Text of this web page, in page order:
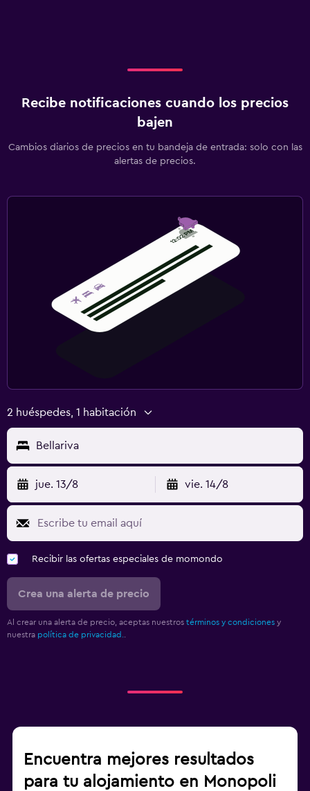
Recibe notificaciones cuando los precios
bajen
Cambios diarios de precios en tu bandeja de entrada: solo con las
alertas de precios.
2 huéspedes, 1 habitación
Bellariva
jue. 13/8 vie. 14/8
Recibir las ofertas especiales de momondo
Crea una alerta de precio
Al crear una alerta de precio, aceptas nuestros términos y condiciones y
nuestra política de privacidad.
Encuentra mejores resultados
para tu alojamiento en Monopoli